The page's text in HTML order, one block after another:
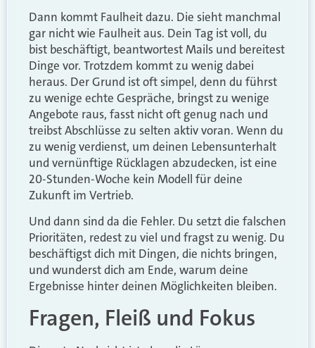
Dann kommt Faulheit dazu. Die sieht manchmal
gar nicht wie Faulheit aus. Dein Tag ist voll, du
bist beschäftigt, beantwortest Mails und bereitest
Dinge vor. Trotzdem kommt zu wenig dabei
heraus. Der Grund ist oft simpel, denn du führst
zu wenige echte Gespräche, bringst zu wenige
Angebote raus, fasst nicht oft genug nach und
treibst Abschlüsse zu selten aktiv voran. Wenn du
zu wenig verdienst, um deinen Lebensunterhalt
und vernünftige Rücklagen abzudecken, ist eine
20-Stunden-Woche kein Modell für deine
Zukunft im Vertrieb.
Und dann sind da die Fehler. Du setzt die falschen
Prioritäten, redest zu viel und fragst zu wenig. Du
beschäftigst dich mit Dingen, die nichts bringen,
und wunderst dich am Ende, warum deine
Ergebnisse hinter deinen Möglichkeiten bleiben.
Fragen, Fleiß und Fokus